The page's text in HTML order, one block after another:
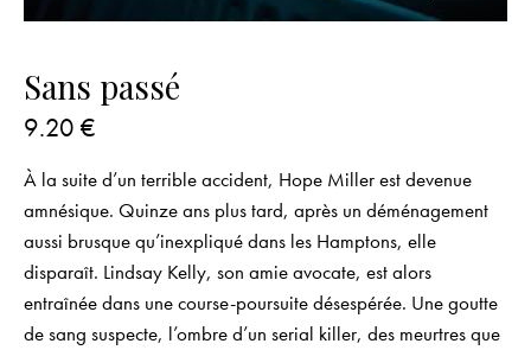
Sans passé
9.20 €
À la suite d’un terrible accident, Hope Miller est devenue
amnésique. Quinze ans plus tard, après un déménagement
aussi brusque qu’inexpliqué dans les Hamptons, elle
disparaît. Lindsay Kelly, son amie avocate, est alors
entraînée dans une course-poursuite désespérée. Une goutte
de sang suspecte, l’ombre d’un serial killer, des meurtres que